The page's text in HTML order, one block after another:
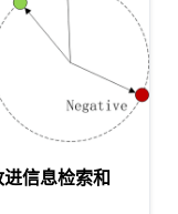
信息检索和